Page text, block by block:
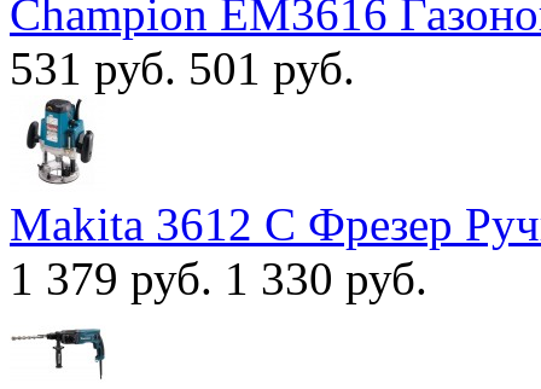
Champion EM3616
531 руб. 501 руб.
Makita 3612 С Фрезер
1 379 руб. 1 330 руб.